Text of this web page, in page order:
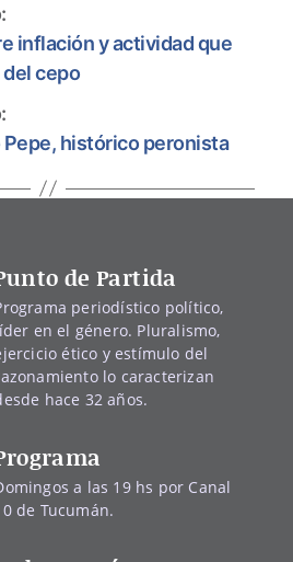
inflación y actividad que
del cepo
histórico peronista
de Partida
periodístico político,
en el género. Pluralismo,
ético y estímulo del
lo caracterizan
hace 32 años.
a las 19 hs por Canal
de Tucumán.